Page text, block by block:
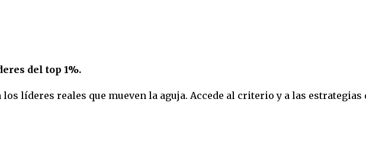
del top 1%.
líderes reales que mueven la aguja. Accede al criterio y a las